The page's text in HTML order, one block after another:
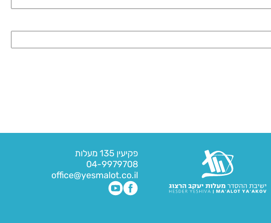
פקיעין 135 מעלות
04-9979708
office@yesmalot.co.il